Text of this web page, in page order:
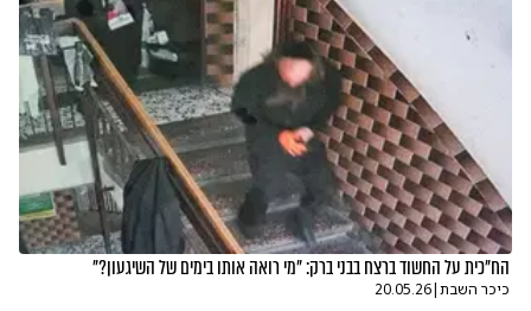
הח"כית על החשוד ברצח בבני ברק: "מי רואה אותו בימים של השיגעון?"
כיכר השבת|
20.05.26